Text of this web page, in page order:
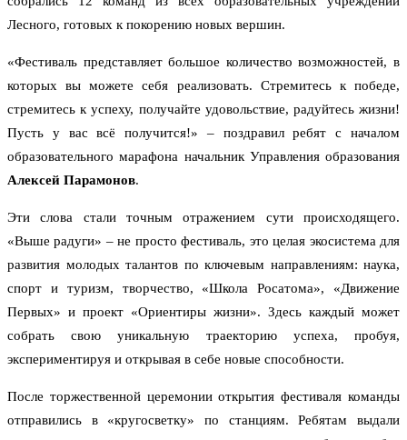
Лесного, готовых к покорению новых вершин.
«Фестиваль представляет большое количество возможностей, в
которых вы можете себя реализовать. Стремитесь к победе,
стремитесь к успеху, получайте удовольствие, радуйтесь жизни!
Пусть у вас всё получится!» – поздравил ребят с началом
образовательного марафона начальник Управления образования
Алексей Парамонов.
Эти слова стали точным отражением сути происходящего.
«Выше радуги» – не просто фестиваль, это целая экосистема для
развития молодых талантов по ключевым направлениям: наука,
спорт и туризм, творчество, «Школа Росатома», «Движение
Первых» и проект «Ориентиры жизни». Здесь каждый может
собрать свою уникальную траекторию успеха, пробуя,
экспериментируя и открывая в себе новые способности.
После торжественной церемонии открытия фестиваля команды
отправились в «кругосветку» по станциям. Ребятам выдали